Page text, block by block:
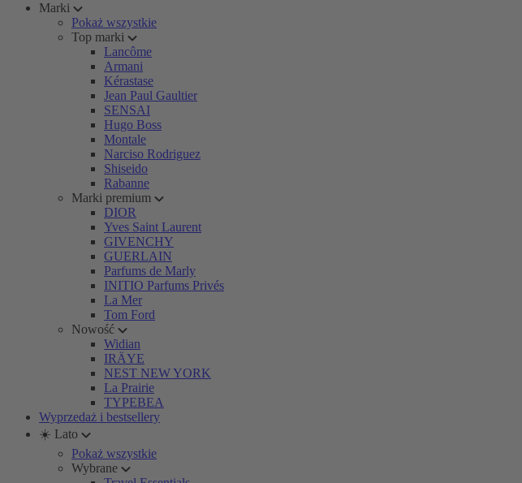
Marki
Pokaż wszystkie
Top marki
Lancôme
Armani
Kérastase
Jean Paul Gaultier
SENSAI
Hugo Boss
Montale
Narciso Rodriguez
Shiseido
Rabanne
Marki premium
DIOR
Yves Saint Laurent
GIVENCHY
GUERLAIN
Parfums de Marly
INITIO Parfums Privés
La Mer
Tom Ford
Nowość
Widian
IRÄYE
NEST NEW YORK
La Prairie
TYPEBEA
Wyprzedaż i bestsellery
☀️ Lato
Pokaż wszystkie
Wybrane